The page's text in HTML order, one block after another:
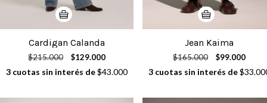
Cardigan Calanda
$215.000 $129.000
3 cuotas sin interés de$43.000
Jean Kaima
$165.000 $99.000
3 cuotas sin interés de